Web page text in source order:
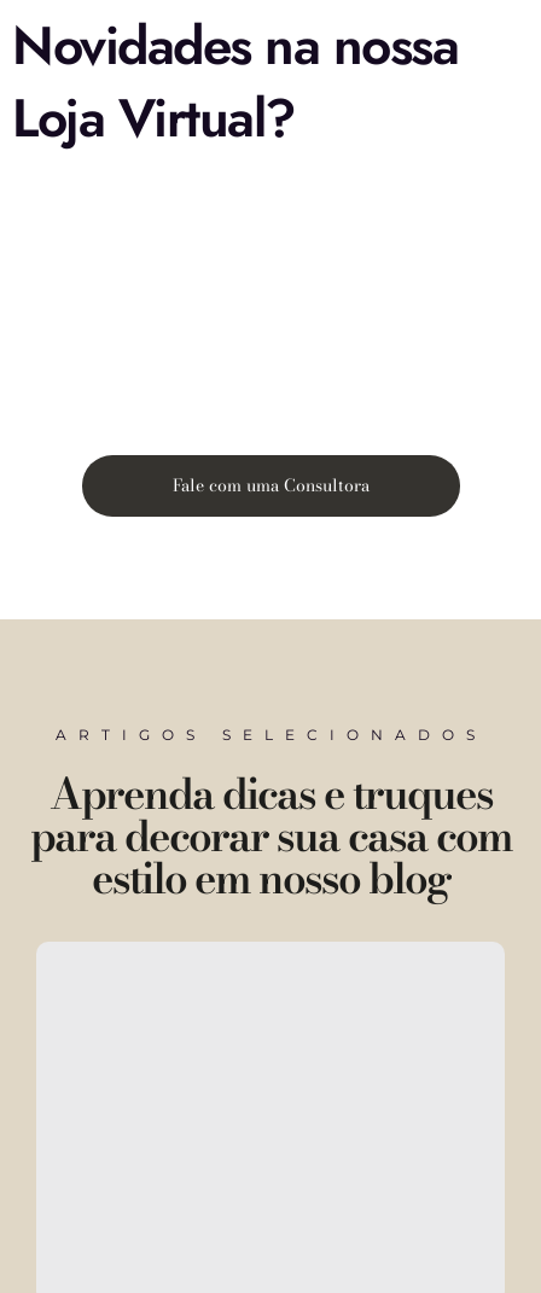
Novidades na nossa
Loja Virtual?
Fale com uma Consultora
ARTIGOS SELECIONADOS
Aprenda dicas e truques
para decorar sua casa com
estilo em nosso blog